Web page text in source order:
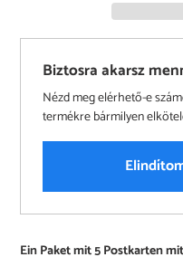
Biztosra akarsz
Nézd meg elérhető-e
termékre bármilyen
wird
Ein Paket mit 5 Postkarten